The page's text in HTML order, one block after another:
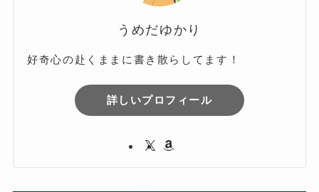
うめだゆかり
好奇心の赴くままに書き散らしてます！
詳しいプロフィール